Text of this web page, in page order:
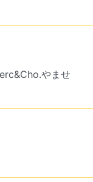
やませ